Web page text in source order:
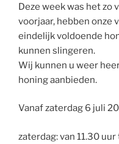
Deze week was het zo
voorjaar, hebben onze
eindelijk voldoende
kunnen slingeren.
Wij kunnen u weer
honing aanbieden.
Vanaf zaterdag 6 juli
zaterdag: van 11.30